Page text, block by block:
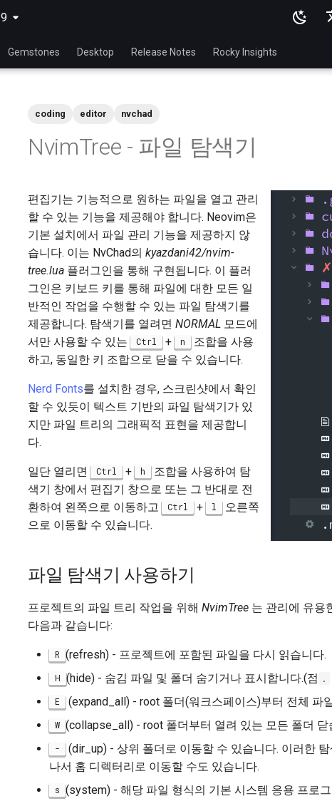
9 latest
日本
한
简
Gemstones Desktop Release Notes Rocky Insights
coding editor nvchad
NvimTree - 파일 탐색기
편집기는 기능적으로 원하는 파일을 열고 관리
할 수 있는 기능을 제공해야 합니다. Neovim은
기본 설치에서 파일 관리 기능을 제공하지 않
습니다. 이는 NvChad의 kyazdani42/nvim-
tree.lua 플러그인을 통해 구현됩니다. 이 플러
그인은 키보드 키를 통해 파일에 대한 모든 일
반적인 작업을 수행할 수 있는 파일 탐색기를
제공합니다. 탐색기를 열려면 NORMAL 모드에
서만 사용할 수 있는 Ctrl + n 조합을 사용
하고, 동일한 키 조합으로 닫을 수 있습니다.
Nerd Fonts를 설치한 경우, 스크린샷에서 확인
할 수 있듯이 텍스트 기반의 파일 탐색기가 있
지만 파일 트리의 그래픽적 표현을 제공합니
다.
일단 열리면 Ctrl + h 조합을 사용하여 탐
색기 창에서 편집기 창으로 또는 그 반대로 전
환하여 왼쪽으로 이동하고 Ctrl + l
오른쪽
으로 이동할 수 있습니다.
파일 탐색기 사용하기
프로젝트의 파일 트리 작업을 위해 NvimTree 는 관리에 유용
다음과 같습니다:
R (refresh) - 프로젝트에 포함된 파일을 다시 읽습니다.
H (hide) - 숨김 파일 및 폴더 숨기거나 표시합니다.(점 .
E (expand_all) - root 폴더(워크스페이스)부터 전체 파
W (collapse_all) - root 폴더부터 열려 있는 모든 폴더 닫
- (dir_up) - 상위 폴더로 이동할 수 있습니다. 이러한
나서 홈 디렉터리로 이동할 수도 있습니다.
s (system) - 해당 파일 형식의 기본 시스템 응용 프로